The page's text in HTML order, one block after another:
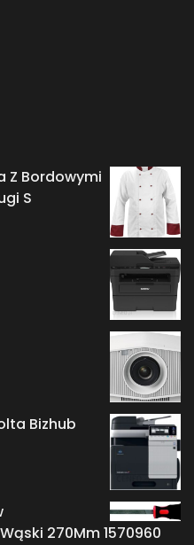
Z Bordowymi
S
Bizhub
270Mm 1570960